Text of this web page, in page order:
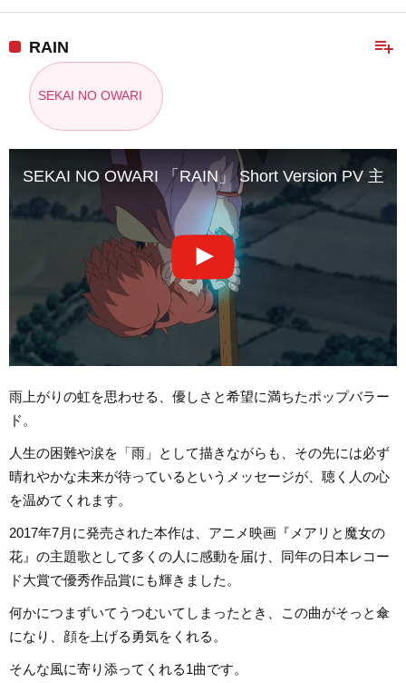
playlist_add
RAIN
SEKAI NO OWARI
SEKAI NO OWARI 「RAIN」 Short Version PV 主
雨上がりの虹を思わせる、優しさと希望に満ちたポップバラー
ド。
人生の困難や涙を「雨」として描きながらも、その先には必ず
晴れやかな未来が待っているというメッセージが、聴く人の心
を温めてくれます。
2017年7月に発売された本作は、アニメ映画『メアリと魔女の
花』の主題歌として多くの人に感動を届け、同年の日本レコー
ド大賞で優秀作品賞にも輝きました。
何かにつまずいてうつむいてしまったとき、この曲がそっと傘
になり、顔を上げる勇気をくれる。
そんな風に寄り添ってくれる1曲です。